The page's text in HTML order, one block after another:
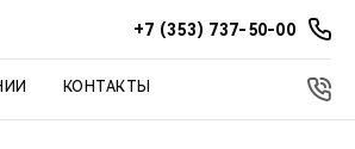
+7 (353) 737-50-00
КОНТАКТЫ